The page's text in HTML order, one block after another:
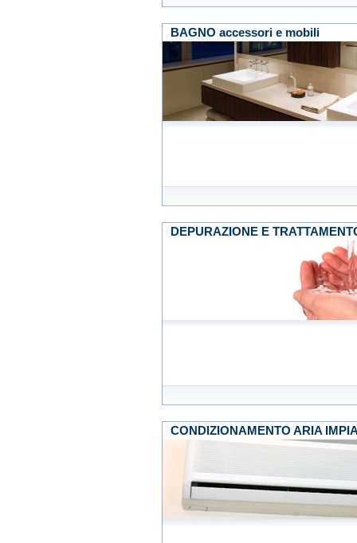
BAGNO accessori e mobili
DEPURAZIONE E
CONDIZIONAMENTO ARIA